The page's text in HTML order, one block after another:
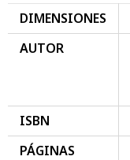
DIMENSIONES
AUTOR
ISBN
PÁGINAS